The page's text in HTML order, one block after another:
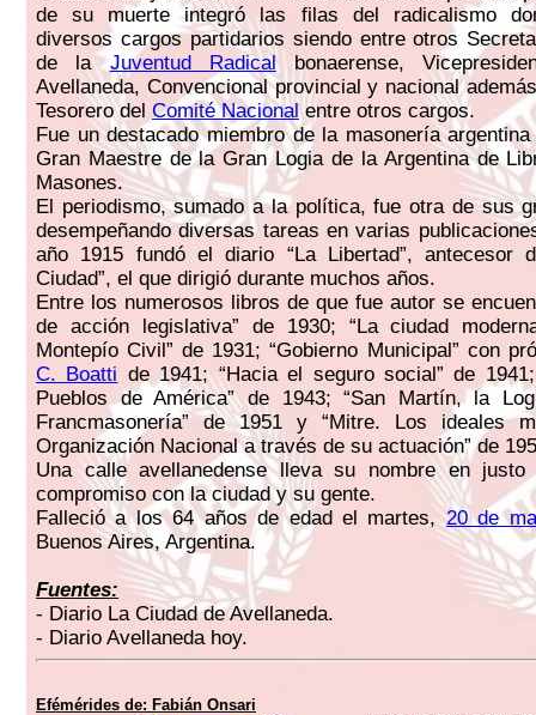
de su muerte integró las filas del radicalismo
diversos cargos partidarios siendo entre otros
de la Juventud Radicalbonaerense,
Avellaneda, Convencional provincial y nacional
Tesorero del Comité Nacionalentre otros cargos.
Fue un destacado miembro de la masonería
Gran Maestre de la Gran Logia de la Argentina de
Masones.
El periodismo, sumado a la política, fue otra de sus
desempeñando diversas tareas en varias
año 1915 fundó el diario “La Libertad”, antecesor
Ciudad”, el que dirigió durante muchos años.
Entre los numerosos libros de que fue autor se
de acción legislativa” de 1930; “La ciudad
Montepío Civil” de 1931; “Gobierno Municipal” con
C. Boatti de 1941; “Hacia el seguro social” de
Pueblos de América” de 1943; “San Martín, la
Francmasonería” de 1951 y “Mitre. Los ideales
Organización Nacional a través de su actuación” de
Una calle avellanedense lleva su nombre en
compromiso con la ciudad y su gente.
Falleció a los 64 años de edad el martes,20 de
Buenos Aires, Argentina.
Fuentes:
- Diario La Ciudad de Avellaneda.
- Diario Avellaneda hoy.
Efémérides de: Fabián Onsari